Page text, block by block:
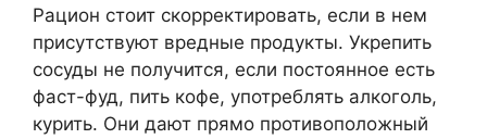
Рацион стоит скорректировать, если в нем
присутствуют вредные продукты. Укрепить
сосуды не получится, если постоянное есть
фаст-фуд, пить кофе, употреблять алкоголь,
курить. Они дают прямо противоположный